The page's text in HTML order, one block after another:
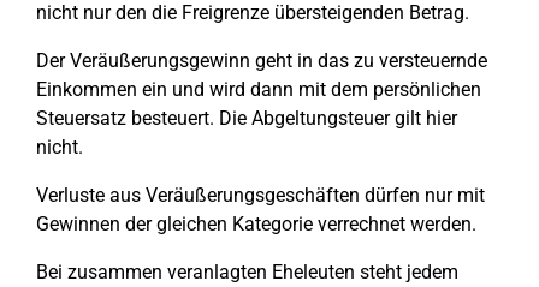
nicht nur den die Freigrenze übersteigenden Betrag.
Der Veräußerungsgewinn geht in das zu versteuernde
Einkommen ein und wird dann mit dem persönlichen
Steuersatz besteuert. Die Abgeltungsteuer gilt hier
nicht.
Verluste aus Veräußerungsgeschäften dürfen nur mit
Gewinnen der gleichen Kategorie verrechnet werden.
Bei zusammen veranlagten Eheleuten steht jedem